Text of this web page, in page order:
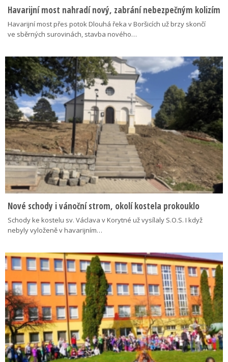
Havarijní most nahradí nový, zabrání nebezpečným kolizím
Havarijní most přes potok Dlouhá řeka v Boršicích už brzy skončí
ve sběrných surovinách, stavba nového…
Nové schody i vánoční strom, okolí kostela prokouklo
Schody ke kostelu sv. Václava v Korytné už vysílaly S.O.S. I když
nebyly vyloženě v havarijním…